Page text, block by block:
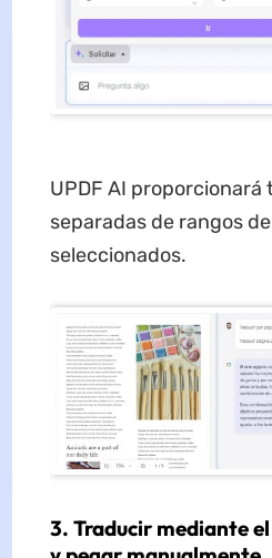
UPDF AI
separadas de rangos
seleccionados.
3. Traducir mediante